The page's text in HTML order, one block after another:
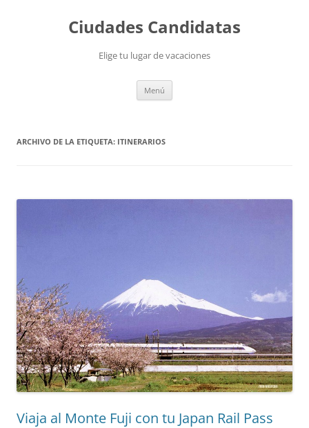
Ciudades Candidatas
Elige tu lugar de vacaciones
Menú
ARCHIVO DE LA ETIQUETA: ITINERARIOS
Viaja al Monte Fuji con tu Japan Rail Pass